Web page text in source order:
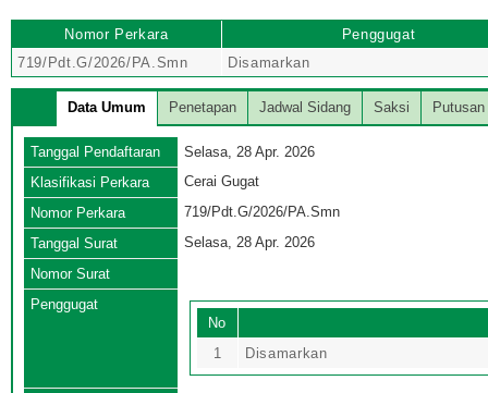
Nomor Perkara
Penggugat
719/Pdt.G/2026/PA.Smn
Disamarkan
Data Umum Penetapan Jadwal Sidang Saksi Putusan
Tanggal Pendaftaran
Selasa, 28 Apr. 2026
Klasifikasi Perkara
Cerai Gugat
Nomor Perkara
719/Pdt.G/2026/PA.Smn
Tanggal Surat
Selasa, 28 Apr. 2026
Nomor Surat
Penggugat
No
1
Disamarkan